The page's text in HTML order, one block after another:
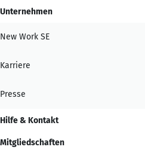
Unternehmen
New Work SE
Karriere
Presse
Hilfe & Kontakt
Mitgliedschaften